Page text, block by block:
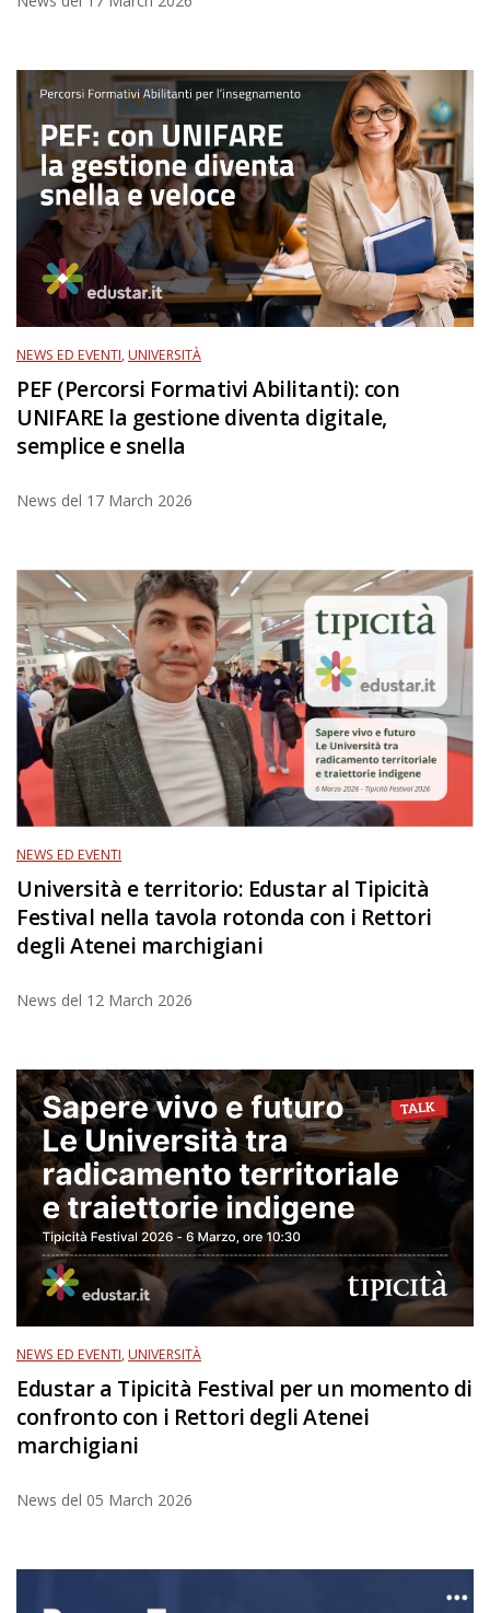
NEWS ED EVENTI,UNIVERSITÀ
PEF (Percorsi Formativi Abilitanti): con
UNIFARE la gestione diventa digitale,
semplice e snella
News del 17 March 2026
NEWS ED EVENTI
Università e territorio: Edustar al Tipicità
Festival nella tavola rotonda con i Rettori
degli Atenei marchigiani
News del 12 March 2026
NEWS ED EVENTI,UNIVERSITÀ
Edustar a Tipicità Festival per un momento di
confronto con i Rettori degli Atenei
marchigiani
News del 05 March 2026